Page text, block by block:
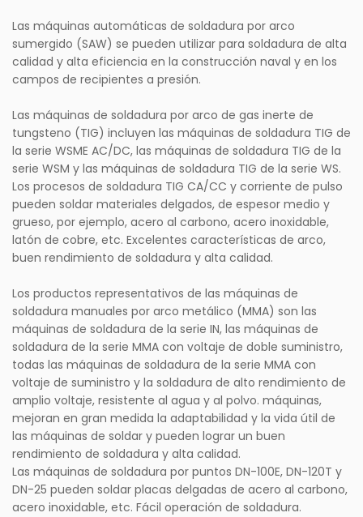
Las máquinas automáticas de soldadura por arco
sumergido (SAW) se pueden utilizar para soldadura de alta
calidad y alta eficiencia en la construcción naval y en los
campos de recipientes a presión.
Las máquinas de soldadura por arco de gas inerte de
tungsteno (TIG) incluyen las máquinas de soldadura TIG de
la serie WSME AC/DC, las máquinas de soldadura TIG de la
serie WSM y las máquinas de soldadura TIG de la serie WS.
Los procesos de soldadura TIG CA/CC y corriente de pulso
pueden soldar materiales delgados, de espesor medio y
grueso, por ejemplo, acero al carbono, acero inoxidable,
latón de cobre, etc. Excelentes características de arco,
buen rendimiento de soldadura y alta calidad.
Los productos representativos de las máquinas de
soldadura manuales por arco metálico (MMA) son las
máquinas de soldadura de la serie IN, las máquinas de
soldadura de la serie MMA con voltaje de doble suministro,
todas las máquinas de soldadura de la serie MMA con
voltaje de suministro y la soldadura de alto rendimiento de
amplio voltaje, resistente al agua y al polvo. máquinas,
mejoran en gran medida la adaptabilidad y la vida útil de
las máquinas de soldar y pueden lograr un buen
rendimiento de soldadura y alta calidad.
Las máquinas de soldadura por puntos DN-100E, DN-120T y
DN-25 pueden soldar placas delgadas de acero al carbono,
acero inoxidable, etc. Fácil operación de soldadura.